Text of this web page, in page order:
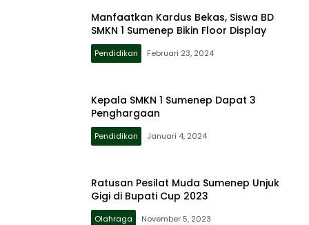
Manfaatkan Kardus Bekas, Siswa BD
SMKN 1 Sumenep Bikin Floor Display
Pendidikan Februari 23, 2024
Kepala SMKN 1 Sumenep Dapat 3
Penghargaan
Pendidikan Januari 4, 2024
Ratusan Pesilat Muda Sumenep Unjuk
Gigi di Bupati Cup 2023
Olahraga November 5, 2023